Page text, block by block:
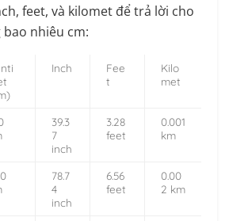
feet, và kilomet để trả lời cho
nhiêu cm:
Inch
Fee
t
Kilo
met
39.3
7
inch
3.28
feet
0.001
km
78.7
4
inch
6.56
feet
0.00
2 km